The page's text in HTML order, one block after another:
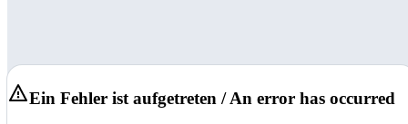
Ein Fehler ist aufgetreten / An error has occurred